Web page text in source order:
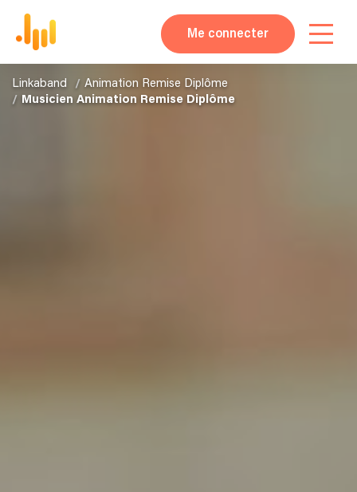
Me connecter
Linkaband
Animation Remise Diplôme
Musicien Animation Remise Diplôme